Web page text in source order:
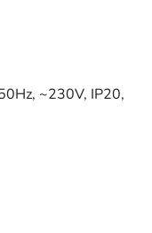
~230V, IP20,